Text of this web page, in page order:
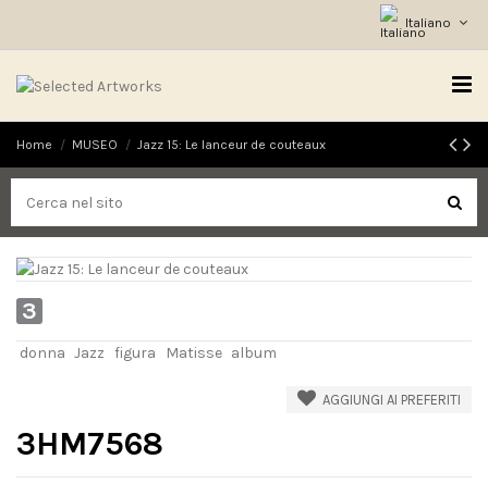
Italiano
Home MUSEO Jazz 15: Le lanceur de couteaux
3
donna Jazz figura Matisse album
AGGIUNGI AI PREFERITI
3HM7568